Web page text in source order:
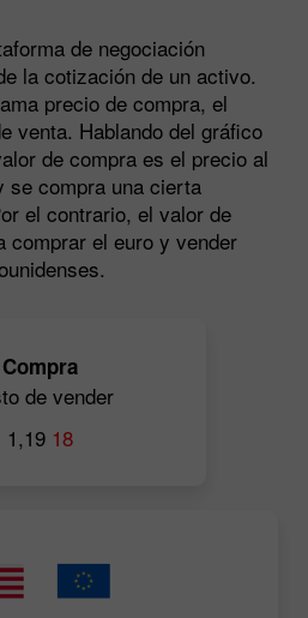
de negociación
la cotización de un activo.
precio de compra, el
venta. Hablando del gráfico
de compra es el precio al
se compra una cierta
el contrario, el valor de
comprar el euro y vender
Compra
de vender
1,19 18